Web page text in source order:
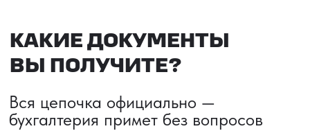
Сроки от 5 дней
Сборный груз
Железнодорожные перевозки
Автогрузоперевозки
Контейнерные перевозки